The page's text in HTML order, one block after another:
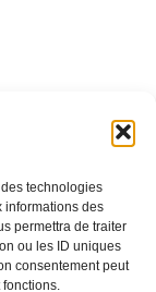
technologies
informations des
permettra de traiter
ou les ID uniques
consentement peut